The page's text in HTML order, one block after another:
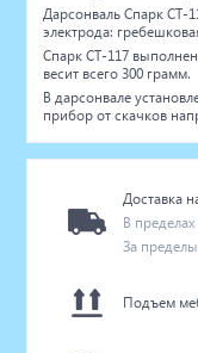
Дарсонваль Спарк СТ-
электрода:
Спарк СТ-117
весит всего 300 грамм.
В дарсонвале
прибор от скачков
Доставка
В
За
Подъем